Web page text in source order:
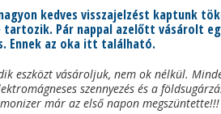
kedves visszajelzést kaptunk
Pár nappal azelőtt vásárolt
Ennek az oka itt található.
eszközt vásároljuk, nem ok nélkül.
szennyezés és a
már az első napon megszüntette!!!